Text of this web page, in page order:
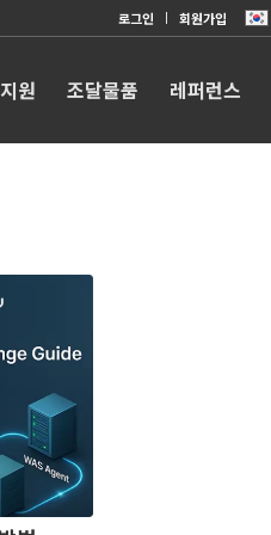
로그인 회원가입
원 조달물품 레퍼런스